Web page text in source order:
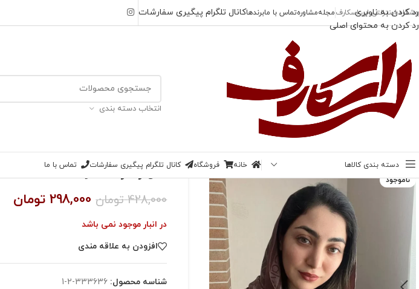
رد کردن به ناوبری
رد کردن به محتوای اصلی
اینترنتی لی اسکارفمجلهمشاورهتماس با مابرندهاکانال تلگرام پیگیری سفارشات
انتخاب دسته بندی
دسته بندی کالاها خانه فروشگاه کانال تلگرام پیگیری سفارشات تماس با ما
شال ژاکارد CK موکا
-30%
ناموجود
شال ژاکارد CK موکا
428,000 تومان 298,000 تومان
در انبار موجود نمی باشد
افزودن به علاقه مندی
شناسه محصول: 333636-2-1